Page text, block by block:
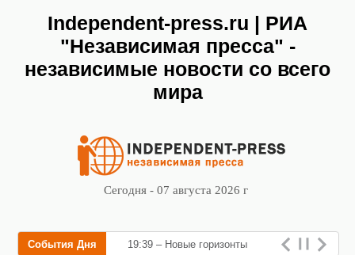
Independent-press.ru | РИА
"Независимая пресса" -
независимые новости со всего
мира
Сегодня - 07 августа 2026 г
События Дня 19:39 – Новые горизонты